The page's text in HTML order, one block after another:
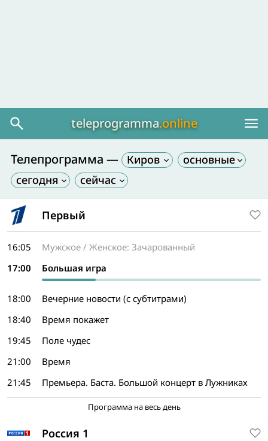
teleprogramma.online
Телепрограмма — Киров
Первый
16:05
Мужское / Женское: Зачарованный
17:00
Большая игра
18:00
Вечерние новости (с субтитрами)
18:40
Время покажет
19:45
Поле чудес
21:00
Время
21:45
Премьера. Баста. Большой концерт в Лужниках
Программа на весь день
Россия 1